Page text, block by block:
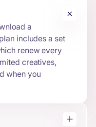
a
includes a set
renew every
creatives,
when you